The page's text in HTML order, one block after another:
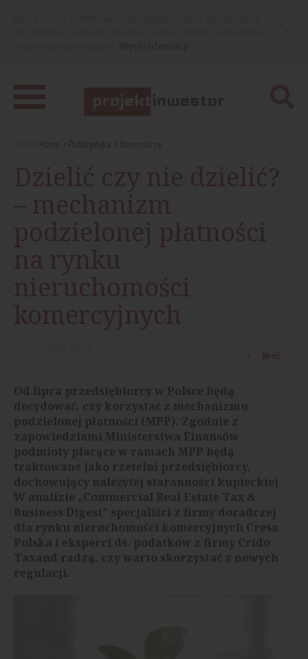
Home Publicystyka Komentarze
Dzielić czy nie dzielić?
– mechanizm
podzielonej płatności
na rynku
nieruchomości
komercyjnych
Wróć
Od lipca przedsiębiorcy w Polsce będą
decydować, czy korzystać z mechanizmu
podzielonej płatności (MPP). Zgodnie z
zapowiedziami Ministerstwa Finansów
podmioty płacące w ramach MPP będą
traktowane jako rzetelni przedsiębiorcy,
dochowujący należytej staranności kupieckiej.
W analizie „Commercial Real Estate Tax &
Business Digest” specjaliści z firmy doradczej
dla rynku nieruchomości komercyjnych Cresa
Polska i eksperci ds. podatków z firmy Crido
Taxand radzą, czy warto skorzystać z nowych
regulacji.